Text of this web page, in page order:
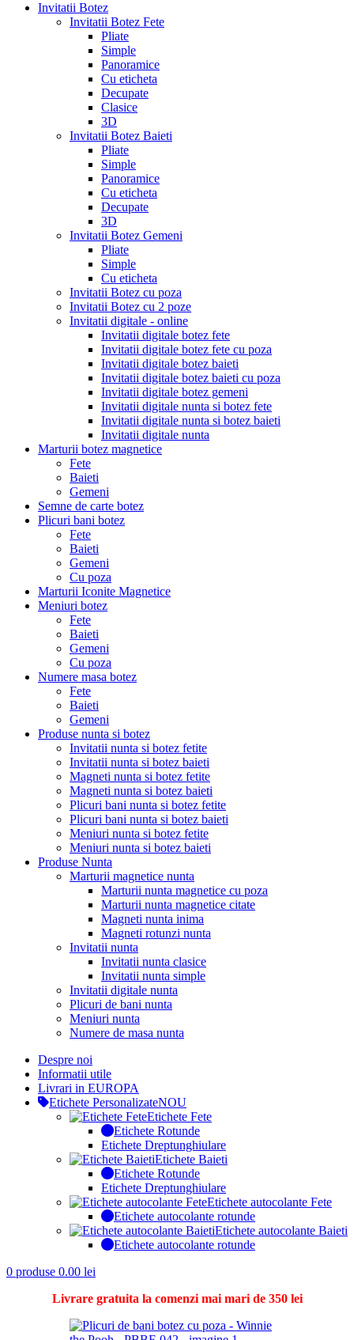
Invitatii Botez
Invitatii Botez Fete
Pliate
Simple
Panoramice
Cu eticheta
Decupate
Clasice
3D
Invitatii Botez Baieti
Pliate
Simple
Panoramice
Cu eticheta
Decupate
3D
Invitatii Botez Gemeni
Pliate
Simple
Cu eticheta
Invitatii Botez cu poza
Invitatii Botez cu 2 poze
Invitatii digitale - online
Invitatii digitale botez fete
Invitatii digitale botez fete cu poza
Invitatii digitale botez baieti
Invitatii digitale botez baieti cu poza
Invitatii digitale botez gemeni
Invitatii digitale nunta si botez fete
Invitatii digitale nunta si botez baieti
Invitatii digitale nunta
Marturii botez magnetice
Fete
Baieti
Gemeni
Semne de carte botez
Plicuri bani botez
Fete
Baieti
Gemeni
Cu poza
Marturii Iconite Magnetice
Meniuri botez
Fete
Baieti
Gemeni
Cu poza
Numere masa botez
Fete
Baieti
Gemeni
Produse nunta si botez
Invitatii nunta si botez fetite
Invitatii nunta si botez baieti
Magneti nunta si botez fetite
Magneti nunta si botez baieti
Plicuri bani nunta si botez fetite
Plicuri bani nunta si botez baieti
Meniuri nunta si botez fetite
Meniuri nunta si botez baieti
Produse Nunta
Marturii magnetice nunta
Marturii nunta magnetice cu poza
Marturii nunta magnetice citate
Magneti nunta inima
Magneti rotunzi nunta
Invitatii nunta
Invitatii nunta clasice
Invitatii nunta simple
Invitatii digitale nunta
Plicuri de bani nunta
Meniuri nunta
Numere de masa nunta
Despre noi
Informatii utile
Livrari in EUROPA
Etichete PersonalizateNOU
Etichete Fete
Etichete Rotunde
Etichete Dreptunghiulare
Etichete Baieti
Etichete Rotunde
Etichete Dreptunghiulare
Etichete autocolante Fete
Etichete autocolante rotunde
Etichete autocolante Baieti
Etichete autocolante rotunde
0 produse 0.00 lei
Livrare gratuita la comenzi mai mari de 350 lei